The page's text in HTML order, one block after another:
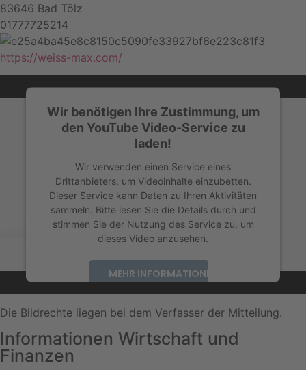
83646 Bad Tölz
01777725214
https://weiss-max.com/
Wir benötigen Ihre Zustimmung, um
den YouTube Video-Service zu
laden!
Wir verwenden einen Service eines
Drittanbieters, um Videoinhalte einzubetten.
Dieser Service kann Daten zu Ihren Aktivitäten
sammeln. Bitte lesen Sie die Details durch und
stimmen Sie der Nutzung des Service zu, um
dieses Video anzusehen.
MEHR INFORMATIONEN
AKZEPTIEREN
powered by Usercentrics Consent Management
Platform &eRecht24
Die Bildrechte liegen bei dem Verfasser der Mitteilung.
Informationen Wirtschaft und
Finanzen